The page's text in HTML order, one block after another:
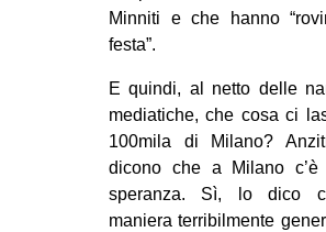
Minniti e che hanno
festa”.
E quindi, al netto delle
mediatiche, che cosa ci
100mila di Milano?
dicono che a Milano c’è
speranza. Sì, lo dico
maniera terribilmente